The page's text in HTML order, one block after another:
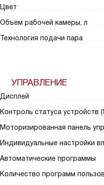
Цвет
Объем рабочей камеры, л
Технология подачи пара
УПРАВЛЕНИЕ
Дисплей
Контроль статуса устройств
Моторизированная панель
Индивидуальные настройки
Автоматические программы
Количество программ